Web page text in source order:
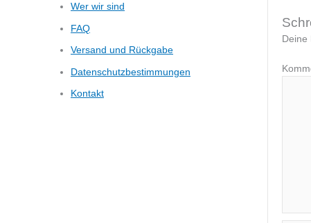
Wer wir sind
FAQ
Versand und Rückgabe
Datenschutzbestimmungen
Kontakt
Deine